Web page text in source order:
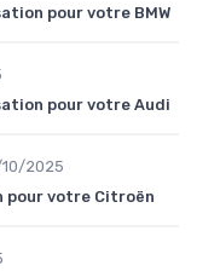
pour votre BMW
pour votre Audi
2025
pour votre Citroën